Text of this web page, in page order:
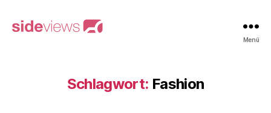
Menü
Schlagwort: Fashion